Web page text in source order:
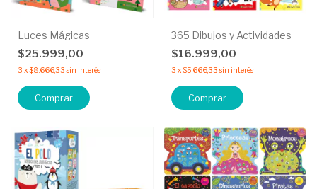
Luces Mágicas
$25.999,00
3 x$8.666,33 sin interés
Comprar
365 Dibujos y Actividades
$16.999,00
3 x$5.666,33 sin interés
Comprar